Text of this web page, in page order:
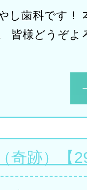
し歯科です！
皆様どうぞ
奇跡）【